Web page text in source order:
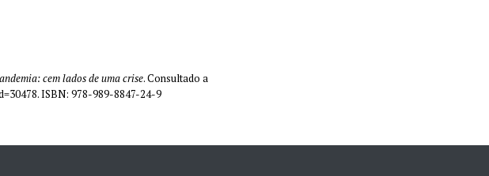
cem lados de uma crise. Consultado a
ISBN: 978-989-8847-24-9